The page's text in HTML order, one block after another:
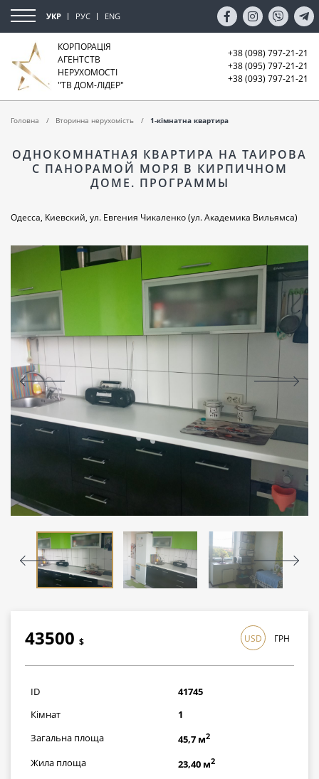
УКР РУС ENG
КОРПОРАЦІЯ
АГЕНТСТВ
НЕРУХОМОСТІ
"ТВ ДОМ-ЛІДЕР"
+38 (098) 797-21-21
+38 (095) 797-21-21
+38 (093) 797-21-21
Головна Вторинна нерухомість 1-кімнатна квартира
ОДНОКОМНАТНАЯ КВАРТИРА НА ТАИРОВА
С ПАНОРАМОЙ МОРЯ В КИРПИЧНОМ
ДОМЕ. ПРОГРАММЫ
Одесса, Киевский, ул. Евгения Чикаленко (ул. Академика Вильямса)
43500 $
1261500грн
USD ГРН
ID
41745
Кімнат
1
Загальна площа
45,7 м2
Жила площа 23,40 м2